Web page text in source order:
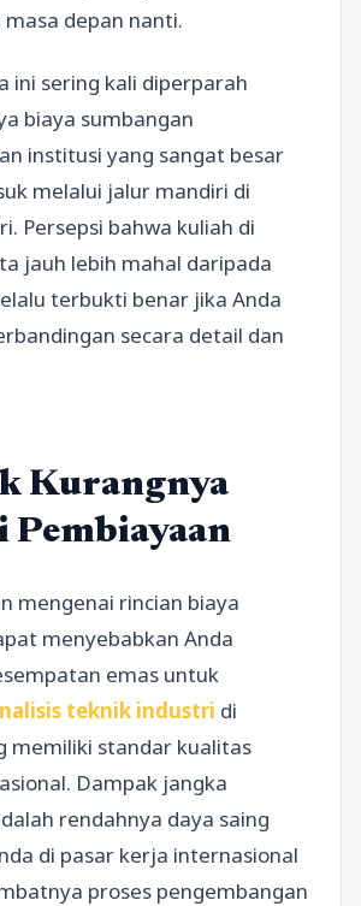
depan nanti.
ini sering kali diperparah
biaya sumbangan
institusi yang sangat besar
melalui jalur mandiri di
Persepsi bahwa kuliah di
jauh lebih mahal daripada
terbukti benar jika Anda
secara detail dan
Kurangnya
Pembiayaan
mengenai rincian biaya
menyebabkan Anda
emas untuk
teknik industri di
memiliki standar kualitas
Dampak jangka
rendahnya daya saing
di pasar kerja internasional
proses pengembangan